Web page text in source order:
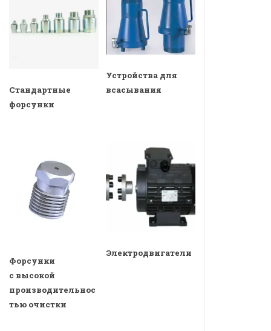
Стандартные
форсунки
Устройства для
всасывания
Форсунки
с высокой
производительнос
тью очистки
Электродвигатели